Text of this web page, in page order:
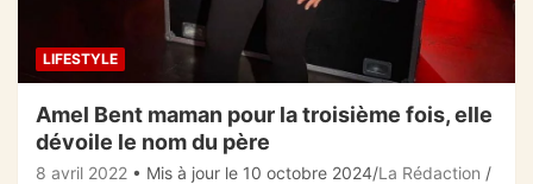
LIFESTYLE
Amel Bent maman pour la troisième fois, elle
dévoile le nom du père
8 avril 2022 • Mis à jour le 10 octobre 2024 La Rédaction